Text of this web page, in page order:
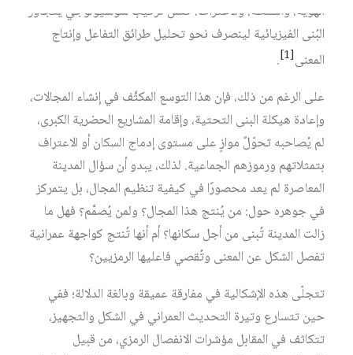
الهوية، والسلطة، والاعتراف، ضمن تركيب سوسيولوجي يتجاوز
البُنى الفيزيائية لينصرف نحو تحليل طرائق التفاعل وإنتاج
المعنى‏[1]
.
على الرغم من ذلك، فإن هذا التوسع المكثَّف في إنشاء المجالات،
وإعادة هيكلة البنى التحتية، وإقامة المشاريع الحضرية الكبرى،
لم يُصاحبه تحوّلٌ موازٍ على مستوى إدماج السكان أو الاعتراف
بتمثلاتهم ورموزهم الجماعية. لذلك، يبدو أن سؤال المدينة
المعاصرة لم يعد محصورًا في كيفية تنظيم المجال، بل يتمركز
في جوهره حول: من يُنتج هذا المجال؟ ولمن يُصمَّم؟ فهل ما
زالت المدينة تُبنى من أجل سكانها؟ أم أنها تُنتج كواجهة عمرانية
تفصل الشكل عن المعنى وتُقصي فاعليها الرمزيين؟
تتجلّى هذه الإشكالية في مفارقة عميقة وبالغة الدلالة؛ ففي
حين تتسارع وتيرة التحديث العمراني في الشكل والتجهيز،
تتكاثف في المقابل مؤشرات الانفصال الرمزي، من قبيل